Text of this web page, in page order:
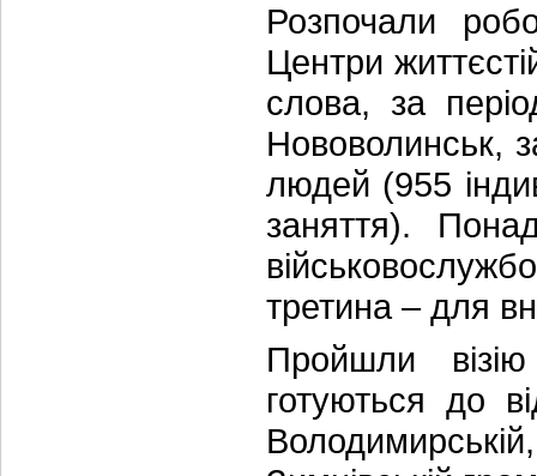
Розпочали
Центри
слова, за
Нововолинськ,
людей (955
заняття).
третина – для
Пройшли візію
готуються до
Володимирській,